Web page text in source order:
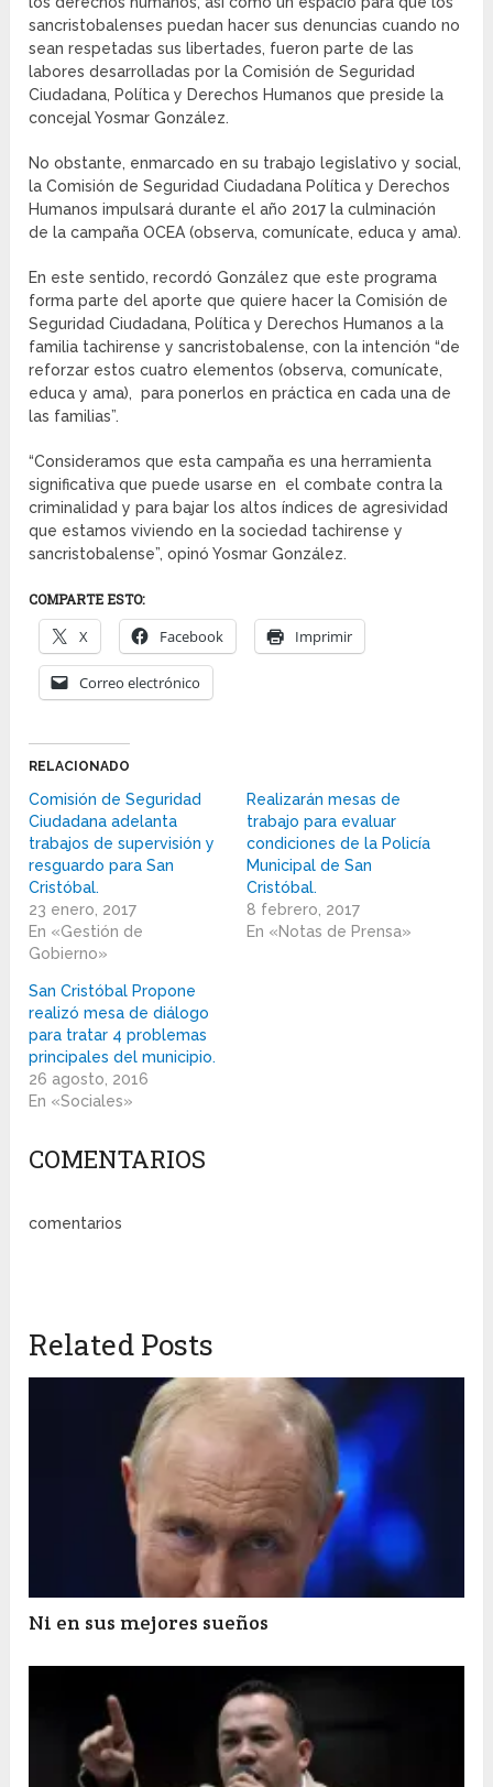
sancristobalenses puedan hacer sus denuncias cuando no
sean respetadas sus libertades, fueron parte de las
labores desarrolladas por la Comisión de Seguridad
Ciudadana, Política y Derechos Humanos que preside la
concejal Yosmar González.
No obstante, enmarcado en su trabajo legislativo y social,
la Comisión de Seguridad Ciudadana Política y Derechos
Humanos impulsará durante el año 2017 la culminación
de la campaña OCEA (observa, comunícate, educa y ama).
En este sentido, recordó González que este programa
forma parte del aporte que quiere hacer la Comisión de
Seguridad Ciudadana, Política y Derechos Humanos a la
familia tachirense y sancristobalense, con la intención “de
reforzar estos cuatro elementos (observa, comunícate,
educa y ama), para ponerlos en práctica en cada una de
las familias”.
“Consideramos que esta campaña es una herramienta
significativa que puede usarse en el combate contra la
criminalidad y para bajar los altos índices de agresividad
que estamos viviendo en la sociedad tachirense y
sancristobalense”, opinó Yosmar González.
COMPARTE ESTO:
X Facebook Imprimir
Correo electrónico
RELACIONADO
Comisión de Seguridad
Ciudadana adelanta
trabajos de supervisión y
resguardo para San
Cristóbal.
23 enero, 2017
En «Gestión de
Gobierno»
Realizarán mesas de
trabajo para evaluar
condiciones de la Policía
Municipal de San
Cristóbal.
8 febrero, 2017
En «Notas de Prensa»
San Cristóbal Propone
realizó mesa de diálogo
para tratar 4 problemas
principales del municipio.
26 agosto, 2016
En «Sociales»
COMENTARIOS
comentarios
Related Posts
Ni en sus mejores sueños